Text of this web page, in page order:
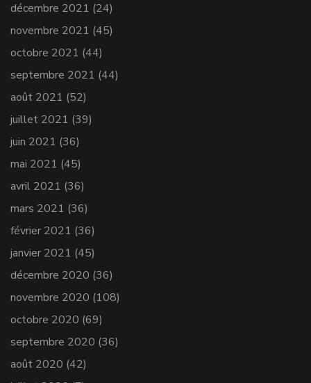
décembre 2021 (24)
novembre 2021 (45)
octobre 2021 (44)
septembre 2021 (44)
août 2021 (52)
juillet 2021 (39)
juin 2021 (36)
mai 2021 (45)
avril 2021 (36)
mars 2021 (36)
février 2021 (36)
janvier 2021 (45)
décembre 2020 (36)
novembre 2020 (108)
octobre 2020 (69)
septembre 2020 (36)
août 2020 (42)